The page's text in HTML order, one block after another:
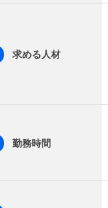
求める人材
勤務時間